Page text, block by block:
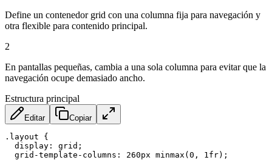
Define un contenedor grid con una columna fija para navegación y
otra flexible para contenido principal.
2
En pantallas pequeñas, cambia a una sola columna para evitar que la
navegación ocupe demasiado ancho.
Estructura principal
Editar Copiar
.layout
{
display : grid ;
grid-template-columns : 260px minmax ( 0 , 1fr) ;